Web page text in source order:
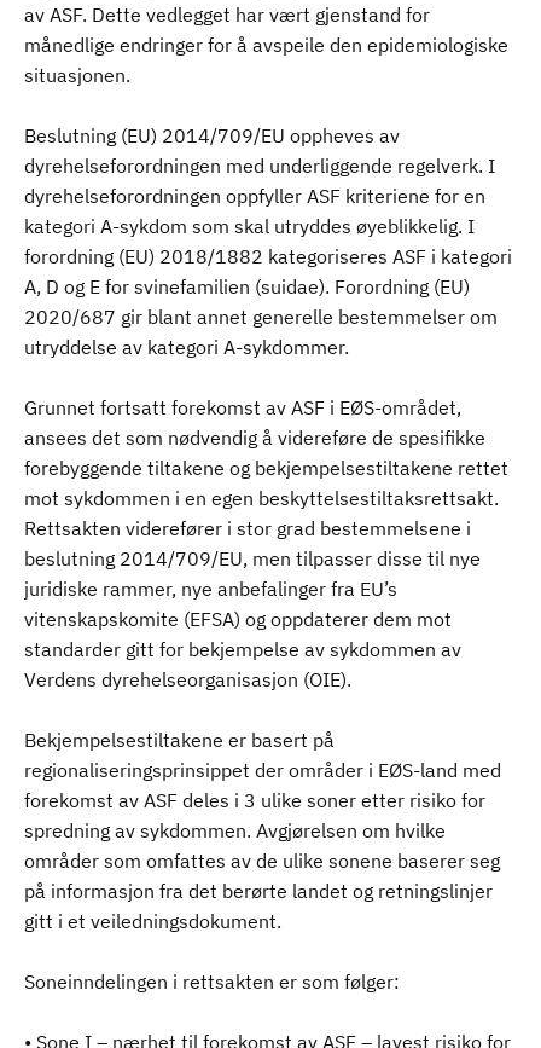
av ASF. Dette vedlegget har vært gjenstand for
månedlige endringer for å avspeile den epidemiologiske
situasjonen.
Beslutning (EU) 2014/709/EU oppheves av
dyrehelseforordningen med underliggende regelverk. I
dyrehelseforordningen oppfyller ASF kriteriene for en
kategori A-sykdom som skal utryddes øyeblikkelig. I
forordning (EU) 2018/1882 kategoriseres ASF i kategori
A, D og E for svinefamilien (suidae). Forordning (EU)
2020/687 gir blant annet generelle bestemmelser om
utryddelse av kategori A-sykdommer.
Grunnet fortsatt forekomst av ASF i EØS-området,
ansees det som nødvendig å videreføre de spesifikke
forebyggende tiltakene og bekjempelsestiltakene rettet
mot sykdommen i en egen beskyttelsestiltaksrettsakt.
Rettsakten viderefører i stor grad bestemmelsene i
beslutning 2014/709/EU, men tilpasser disse til nye
juridiske rammer, nye anbefalinger fra EU’s
vitenskapskomite (EFSA) og oppdaterer dem mot
standarder gitt for bekjempelse av sykdommen av
Verdens dyrehelseorganisasjon (OIE).
Bekjempelsestiltakene er basert på
regionaliseringsprinsippet der områder i EØS-land med
forekomst av ASF deles i 3 ulike soner etter risiko for
spredning av sykdommen. Avgjørelsen om hvilke
områder som omfattes av de ulike sonene baserer seg
på informasjon fra det berørte landet og retningslinjer
gitt i et veiledningsdokument.
Soneinndelingen i rettsakten er som følger:
• Sone I – nærhet til forekomst av ASF – lavest risiko for